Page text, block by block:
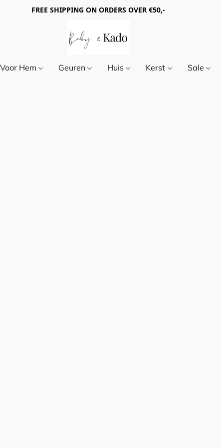
FREE SHIPPING ON ORDERS OVER €50,-
Voor Hem Geuren Huis Kerst Sale